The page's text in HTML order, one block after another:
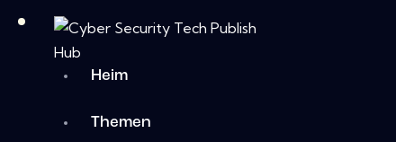
Heim
Themen